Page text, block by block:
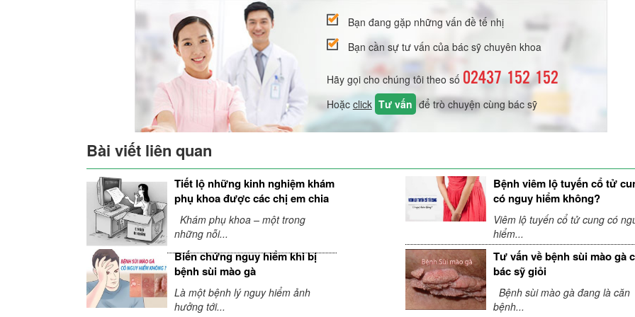
Bạn đang gặp những vấn đề tế nhị
Bạn cần sự tư vấn của bác sỹ chuyên khoa
Hãy gọi cho chúng tôi theo số 02437 152 152
Hoặc click Tư vấn để trò chuyện cùng bác sỹ
Bài viết liên quan
Tiết lộ những kinh nghiệm khám
phụ khoa được các chị em chia
sẻ
Khám phụ khoa – một trong
những nỗi...
Bệnh viêm lộ tuyến cổ tử
có nguy hiểm không?
Viêm lộ tuyến cổ tử cung có
hiểm...
Biến chứng nguy hiểm khi bị
bệnh sùi mào gà
Là một bệnh lý nguy hiểm ảnh
hưởng tới...
Tư vấn về bệnh sùi mào gà
bác sỹ giỏi
Bệnh sùi mào gà đang là căn
bệnh...